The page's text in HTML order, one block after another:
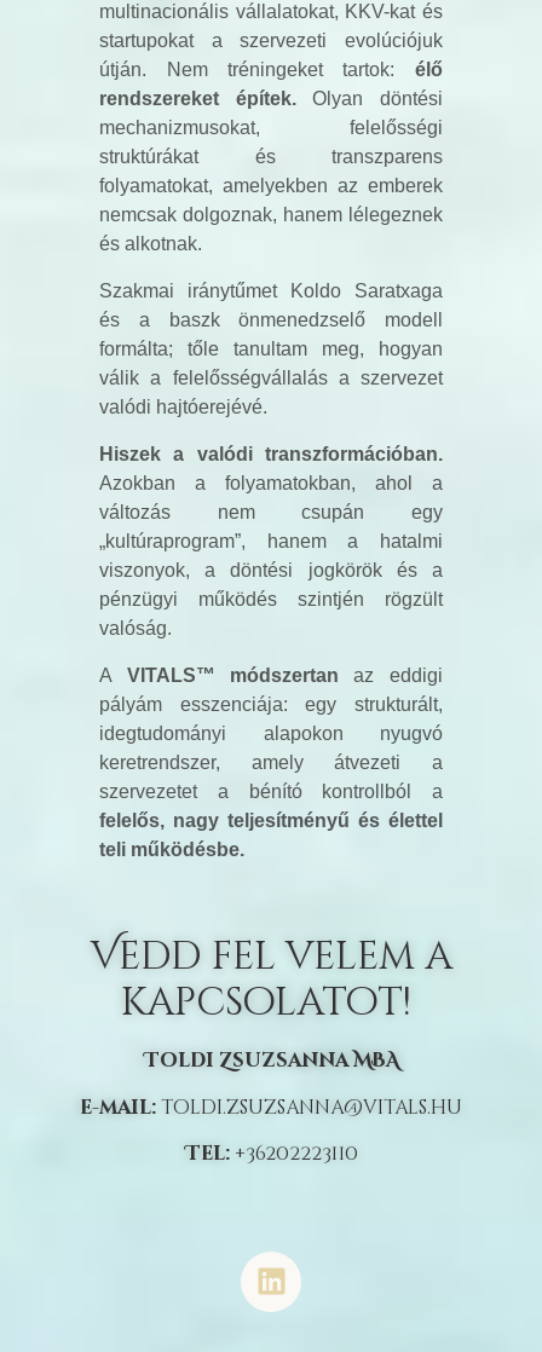
multinacionális vállalatokat, KKV-kat és
startupokat a szervezeti evolúciójuk
útján. Nem tréningeket tartok: élő
rendszereket építek.Olyan döntési
mechanizmusokat, felelősségi
struktúrákat és transzparens
folyamatokat, amelyekben az emberek
nemcsak dolgoznak, hanem lélegeznek
és alkotnak.
Szakmai iránytűmet Koldo Saratxaga
és a baszk önmenedzselő modell
formálta; tőle tanultam meg, hogyan
válik a felelősségvállalás a szervezet
valódi hajtóerejévé.
Hiszek a valódi transzformációban.
Azokban a folyamatokban, ahol a
változás nem csupán egy
„kultúraprogram”, hanem a hatalmi
viszonyok, a döntési jogkörök és a
pénzügyi működés szintjén rögzült
valóság.
A VITALS™ módszertan az eddigi
pályám esszenciája: egy strukturált,
idegtudományi alapokon nyugvó
keretrendszer, amely átvezeti a
szervezetet a bénító kontrollból a
felelős, nagy teljesítményű és élettel
teli működésbe.
Vedd fel velem a
kapcsolatot!
Toldi Zsuzsanna MBA
e-mail:toldi.zsuzsanna@vitals.hu
Tel:+36202223110